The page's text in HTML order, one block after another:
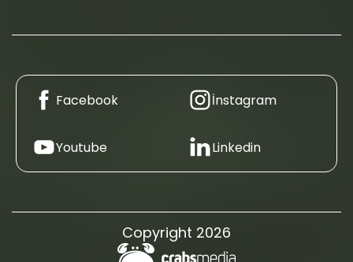
Facebook İnstagram
Youtube Linkedin
Copyright 2026